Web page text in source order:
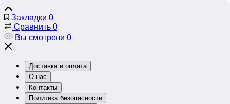
Закладки 0
Сравнить 0
Вы смотрели 0
Доставка и оплата
О нас
Контакты
Политика безопасности